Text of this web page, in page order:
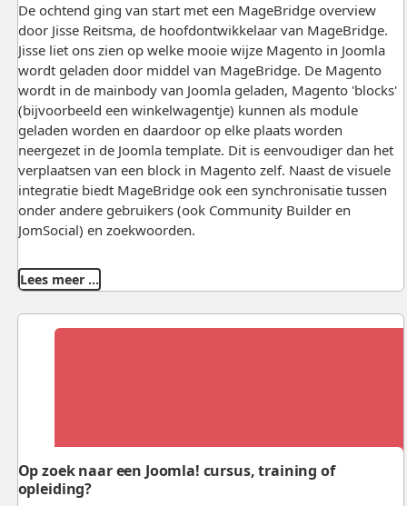
De ochtend ging van start met een MageBridge overview
door Jisse Reitsma, de hoofdontwikkelaar van MageBridge.
Jisse liet ons zien op welke mooie wijze Magento in Joomla
wordt geladen door middel van MageBridge. De Magento
wordt in de mainbody van Joomla geladen, Magento 'blocks'
(bijvoorbeeld een winkelwagentje) kunnen als module
geladen worden en daardoor op elke plaats worden
neergezet in de Joomla template. Dit is eenvoudiger dan het
verplaatsen van een block in Magento zelf. Naast de visuele
integratie biedt MageBridge ook een synchronisatie tussen
onder andere gebruikers (ook Community Builder en
JomSocial) en zoekwoorden.
Lees meer …
Op zoek naar een Joomla! cursus, training of
opleiding?